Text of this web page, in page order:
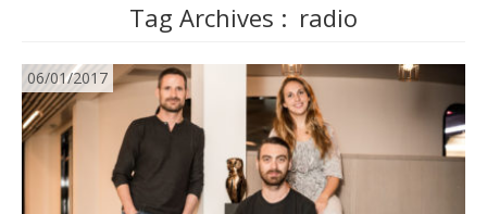
Tag Archives : radio
06/01/2017